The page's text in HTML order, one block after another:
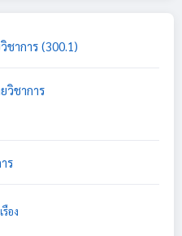
ชาการ (300.1)
วิชาการ
ร
อง